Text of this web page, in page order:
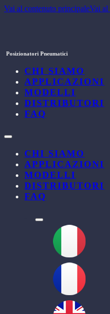
Vai al contenuto principaleVai al
Posizionatori Pneumatici
CHI SIAMO
APPLICAZIONI
MODELLI
DISTRIBUTORI
FAQ
CHI SIAMO
APPLICAZIONI
MODELLI
DISTRIBUTORI
FAQ